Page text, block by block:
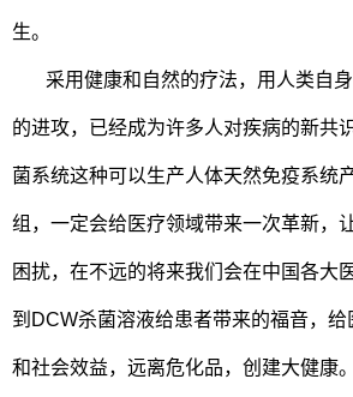
生。
采用健康和自然的疗法，用人类自
的进攻，已经成为许多人对疾病的新共
菌系统这种可以生产人体天然免疫系统
组，一定会给医疗领域带来一次革新，
困扰，在不远的将来我们会在中国各大
到DCW杀菌溶液给患者带来的福音，
和社会效益，远离危化品，创建大健康。